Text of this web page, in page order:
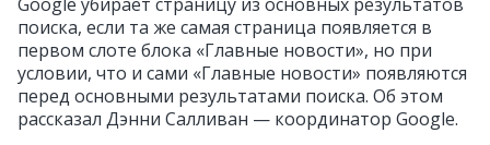
поиска, если та же самая страница появляется в
первом слоте блока «Главные новости», но при
условии, что и сами «Главные новости» появляются
перед основными результатами поиска. Об этом
рассказал Дэнни Салливан — координатор Google.